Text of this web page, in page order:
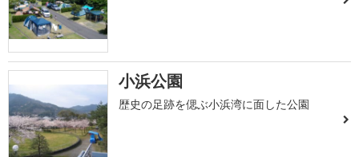
小浜公園
歴史の足跡を偲ぶ小浜湾に面した公園